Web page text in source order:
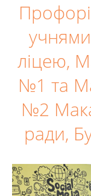
ліцею,
№1 та
№2
ради,